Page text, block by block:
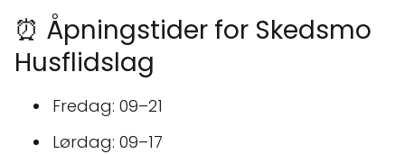
⏰ Åpningstider for Skedsmo
Husflidslag
Fredag: 09–21
Lørdag: 09–17